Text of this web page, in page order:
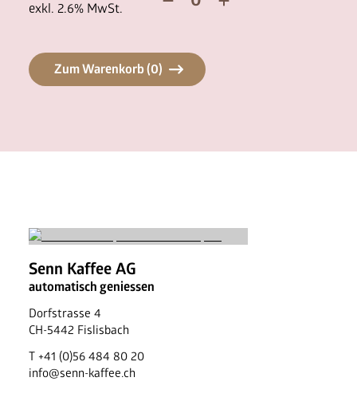
exkl. 2.6% MwSt.
Zum Warenkorb (0)
Senn Kaffee AG
automatisch geniessen
Dorfstrasse 4
CH-5442 Fislisbach
T +41 (0)56 484 80 20
info@senn-kaffee.ch